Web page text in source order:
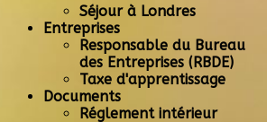
Séjour à Londres
Entreprises
Responsable du Bureau
des Entreprises (RBDE)
Taxe d'apprentissage
Documents
Réglement intérieur